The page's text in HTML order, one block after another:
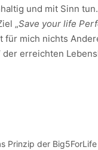
und mit Sinn
„Save your life
für mich nichts
der erreichten
Prinzip der Big5ForLife